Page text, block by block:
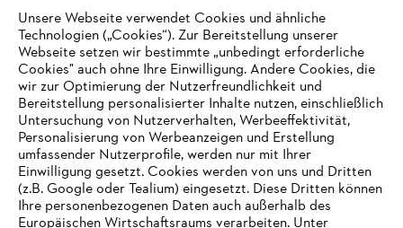
Der Einsatz von Google Analytics erfordert das Setzen eines
Cookies. Hierfür holen wir Ihre Einwilligung nach Art. 6
Absatz 1 lit. a) DSGVO im Datenschutz-Präferenz-Center
ein. Weitere Informationen zu unseren Cookies finden Sie in
unserenCookie Informationen .
Speicherdauer
Wir verarbeiten Ihre personenbezogenen Daten grundsätzlich nur
solange dies zur Erreichung der genannten Zwecke erforderlich ist.
Weitere Informationen zur Speicherdauer finden Sie unter Ziff. 6
dieser Datenschutzhinweise.
Unsere Webseite verwendet Cookies und ähnliche
Technologien („Cookies“). Zur Bereitstellung unserer
Webseite setzen wir bestimmte „unbedingt erforderliche
Cookies" auch ohne Ihre Einwilligung. Andere Cookies, die
wir zur Optimierung der Nutzerfreundlichkeit und
Bereitstellung personalisierter Inhalte nutzen, einschließlich
Untersuchung von Nutzerverhalten, Werbeeffektivität,
Personalisierung von Werbeanzeigen und Erstellung
umfassender Nutzerprofile, werden nur mit Ihrer
Einwilligung gesetzt. Cookies werden von uns und Dritten
(z.B. Google oder Tealium) eingesetzt. Diese Dritten können
Ihre personenbezogenen Daten auch außerhalb des
Europäischen Wirtschaftsraums verarbeiten. Unter